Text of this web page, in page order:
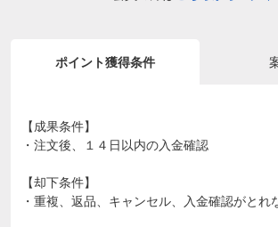
ポイント獲得条件
【成果条件】
・注文後、１４日以内の入金確認
【却下条件】
・重複、返品、キャンセル、入金確認がとれ